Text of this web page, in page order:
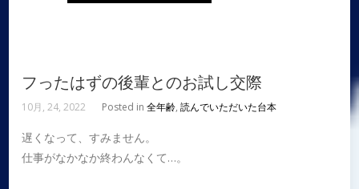
フったはずの後輩とのお試し交際
10月, 24, 2022 Posted in全年齢,読んでいただいた台本
遅くなって、すみません。
仕事がなかなか終わんなくて…。